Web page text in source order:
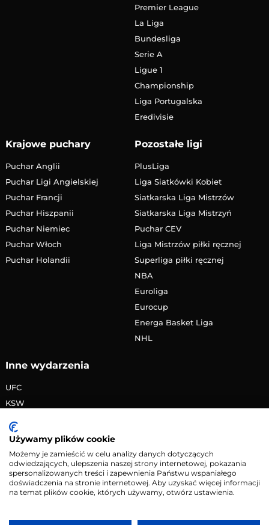
Premier League
La Liga
Bundesliga
Serie A
Ligue 1
Championship
Liga Portugalska
Eredivisie
Krajowe puchary
Puchar Anglii
Puchar Ligi Angielskiej
Puchar Francji
Puchar Hiszpanii
Puchar Niemiec
Puchar Włoch
Puchar Holandii
Pozostałe ligi
PlusLiga
Liga Siatkówki Kobiet
Siatkarska Liga Mistrzów
Siatkarska Liga Mistrzyń
Puchar CEV
Liga Mistrzów piłki ręcznej
Superliga piłki ręcznej
NBA
Euroliga
Eurocup
Energa Basket Liga
NHL
Inne wydarzenia
UFC
KSW
PRIME MMA
Żużlowa Ekstraliga
Speedway Grand Prix
Skoki narciarskie
Używamy plików cookie
Możemy je zamieścić w celu analizy danych dotyczących
odwiedzających, ulepszenia naszej strony internetowej, pokazania
spersonalizowanych treści i zapewnienia Państwu wspaniałego
doświadczenia na stronie internetowej. Aby uzyskać więcej informacji
na temat plików cookie, których używamy, otwórz ustawienia.